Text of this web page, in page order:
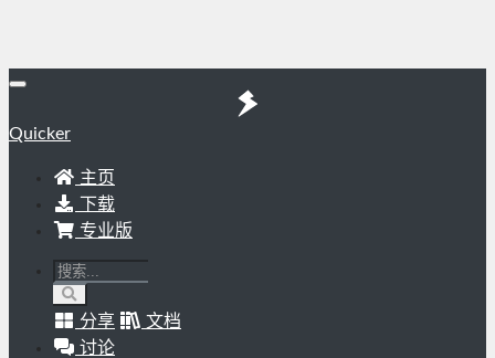
Quicker
主页
下载
专业版
分享
文档
讨论